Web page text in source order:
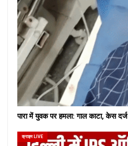
पारा में युवक पर हमला: गाल काटा, केस दर्ज
क्राइम LIVE